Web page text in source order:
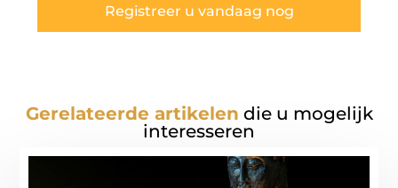
Registreer u vandaag nog
Gerelateerde artikelen die u mogelijk
interesseren